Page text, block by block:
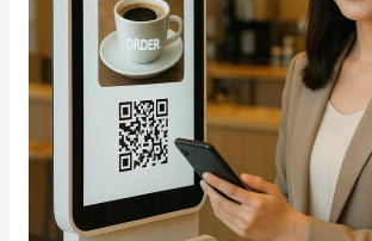
认证服务商 设计服务商
有赞云 数据通服务